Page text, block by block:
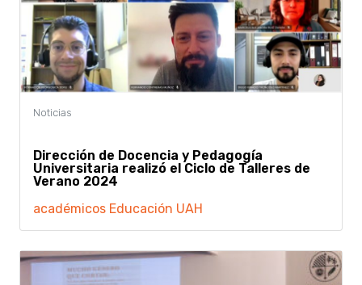
Dirección de Docencia y Pedagogía
Universitaria realizó el Ciclo de Talleres de
Verano 2024
académicos Educación UAH